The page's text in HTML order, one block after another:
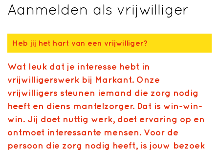
Aanmelden als vrijwilliger
Heb jij het hart van een vrijwilliger?
Wat leuk dat je interesse hebt in
vrijwilligerswerk bij Markant. Onze
vrijwilligers steunen iemand die zorg nodig
heeft en diens mantelzorger. Dat is win-win-
win. Jij doet nuttig werk, doet ervaring op en
ontmoet interessante mensen. Voor de
persoon die zorg nodig heeft, is jouw bezoek